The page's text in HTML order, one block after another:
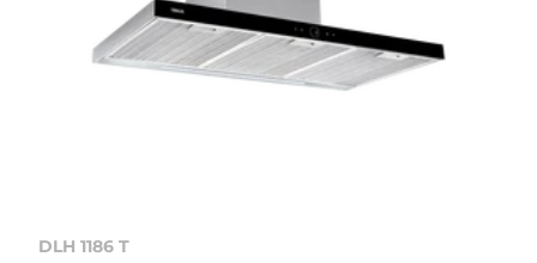
DLH 1186 T